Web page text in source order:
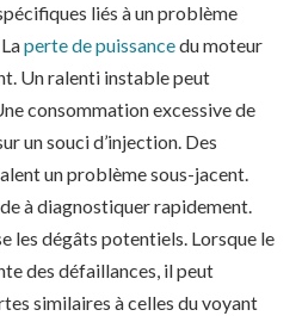
liés à un problème
perte de puissancedu moteur
Un ralenti instable peut
consommation excessive de
un souci d’injection. Des
un problème sous-jacent.
à diagnostiquer rapidement.
les dégâts potentiels. Lorsque le
des défaillances, il peut
similaires à celles du voyant